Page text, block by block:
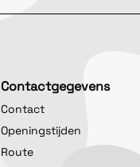
Contactgegevens
Contact
Openingstijden
Route